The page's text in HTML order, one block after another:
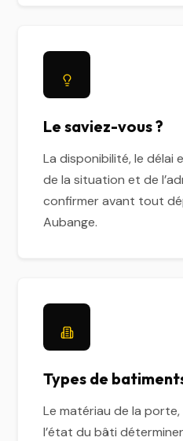
Le saviez-vous ?
La disponibilité, le délai
de la situation et de
confirmer avant tout
Aubange.
Types de
Le matériau de la
l’état du bâti